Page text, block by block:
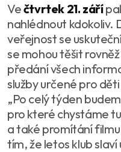
Večtvrtek 21. září
nahlédnout kdokoliv.
veřejnost se
se mohou těšit
předání všech
služby určené pro
„Po celý týden
pro které chystáme
a také promítání
tím, že letos klub